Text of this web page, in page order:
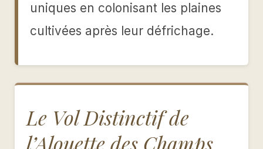
uniques en colonisant les plaines
cultivées après leur défrichage.
Le Vol Distinctif de
l’Alouette des Champs